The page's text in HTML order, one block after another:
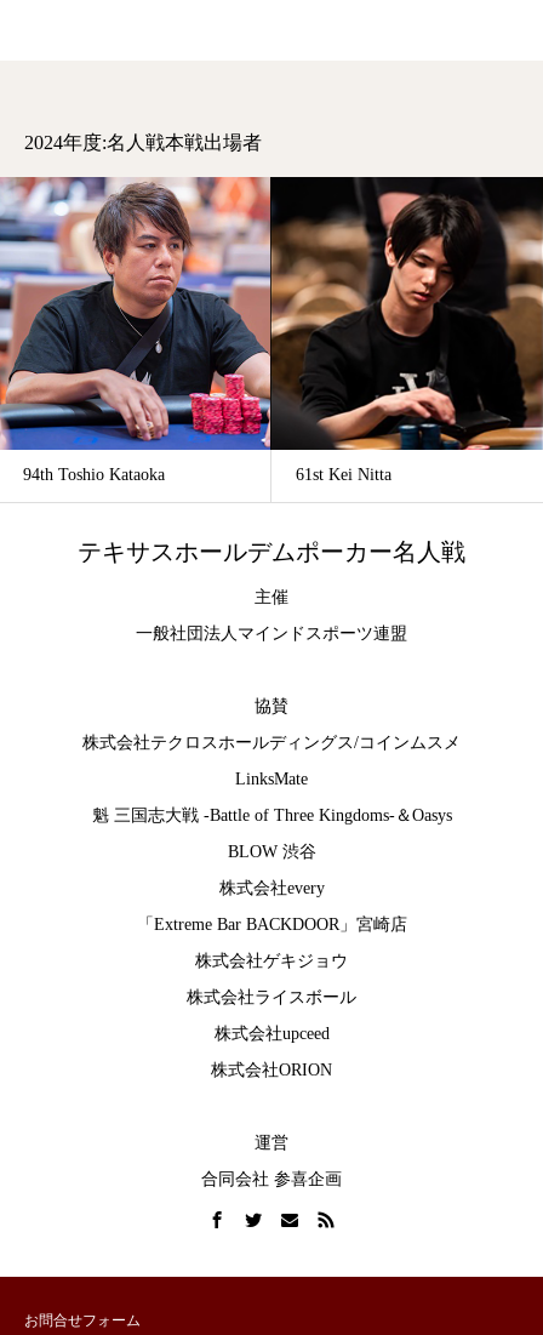
2024年度:名人戦本戦出場者
94th Toshio Kataoka 61st Kei Nitta
テキサスホールデムポーカー名人戦
主催
一般社団法人マインドスポーツ連盟
協賛
株式会社テクロスホールディングス/コインムスメ
LinksMate
魁 三国志大戦 -Battle of Three Kingdoms-＆Oasys
BLOW 渋谷
株式会社every
「Extreme Bar BACKDOOR」宮崎店
株式会社ゲキジョウ
株式会社ライスボール
株式会社upceed
株式会社ORION
運営
合同会社 参喜企画
お問合せフォーム